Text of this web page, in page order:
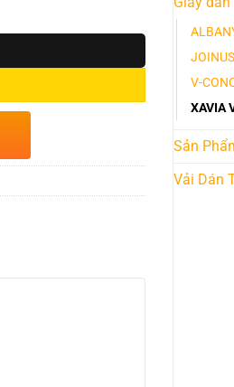
V-
XAVIA
Sản
Vải Dán